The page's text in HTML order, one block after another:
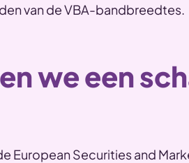
van de VBA-bandbreedtes.
we een
European Securities and